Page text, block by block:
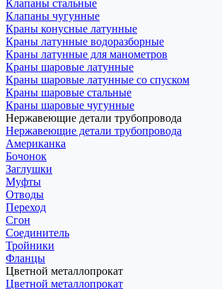
Клапаны стальные
Клапаны чугунные
Краны конусные латунные
Краны латунные водоразборные
Краны латунные для манометров
Краны шаровые латунные
Краны шаровые латунные со спуском
Краны шаровые стальные
Краны шаровые чугунные
Нержавеющие детали трубопровода
Нержавеющие детали трубопровода
Американка
Бочонок
Заглушки
Муфты
Отводы
Переход
Сгон
Соединитель
Тройники
Фланцы
Цветной металлопрокат
Цветной металлопрокат